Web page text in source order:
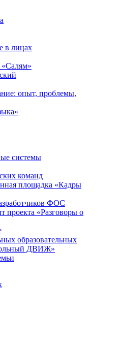
в лицах
опыт, проблемы,
системы
команд
площадка «Кадры
ФОС
проекта «Разговоры о
образовательных
ДВИЖ»